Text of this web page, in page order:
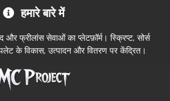
हमारे बारे में
और फ्रीलांस सेवाओं का प्लेटफ़ॉर्म। स्क्रिप्ट, सोर्स
के विकास, उत्पादन और वितरण पर केंद्रित।